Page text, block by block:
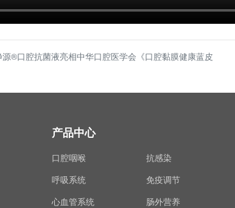
®口腔抗菌液亮相中华口腔医学会《口腔黏膜健康蓝皮
产品中心
口腔咽喉
抗感染
呼吸系统
免疫调节
心血管系统
肠外营养